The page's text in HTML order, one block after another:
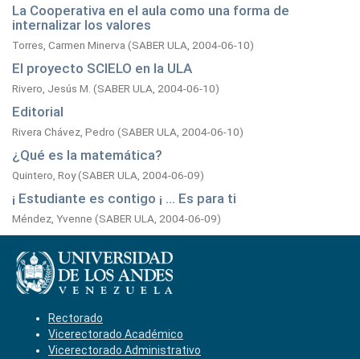
La Cooperativa en el aula como una forma de
internalizar los valores
Torres, Carmen Minerva (SABER ULA, 2004-06-10)
El proyecto SCIELO en la ULA
Rivero, Jesús M. (SABER ULA, 2004-06-10)
Editorial
Rivera Chávez, Pedro (SABER ULA, 2004-06-10)
¿Qué es la matemática?
Quintero, Roy(SABER ULA, 2004-06-09)
¡ Estudiante es contigo ¡ ... Es para ti
Méndez, Yvenne (SABER ULA, 2004-06-09)
Rectorado
Vicerectorado Académico
Vicerectorado Administrativo